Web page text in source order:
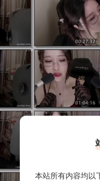
本站所有内容均以